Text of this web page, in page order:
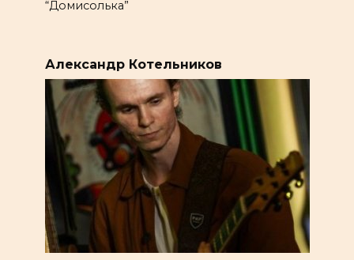
“Домисолька”
Александр Котельников